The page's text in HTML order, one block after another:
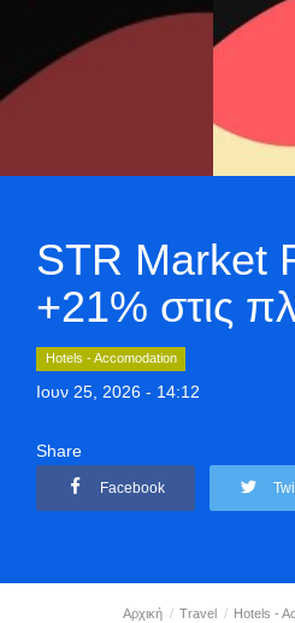
STR Market
+21% στις
Hotels - Accomodation
Ιουν 25, 2026 - 14:12
Share
Facebook
Αρχική Travel Hotels -